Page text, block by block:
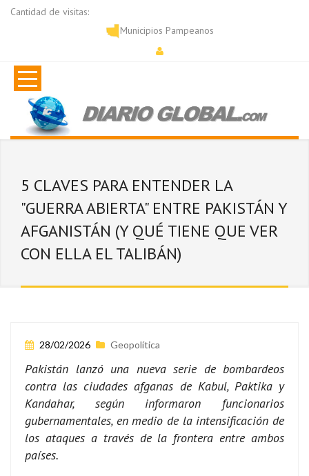
Cantidad de visitas:
Municipios Pampeanos
5 CLAVES PARA ENTENDER LA
"GUERRA ABIERTA" ENTRE PAKISTÁN Y
AFGANISTÁN (Y QUÉ TIENE QUE VER
CON ELLA EL TALIBÁN)
28/02/2026 Geopolítica
Pakistán lanzó una nueva serie de bombardeos
contra las ciudades afganas de Kabul, Paktika y
Kandahar, según informaron funcionarios
gubernamentales, en medio de la intensificación de
los ataques a través de la frontera entre ambos
países.